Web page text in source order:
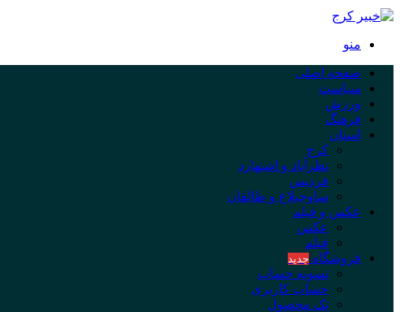
منو
صفحه اصلی
سیاست
ورزش
فرهنگ
استان
کرج
نظرآباد و اشتهارد
فردیس
ساوجبلاغ و طالقان
عکس و فیلم
عکس
فیلم
فروشگاه جدید
تسویه حساب
حساب کاربری
تک محصول